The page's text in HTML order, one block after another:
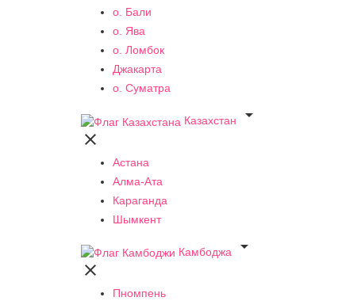
о. Бали
о. Ява
о. Ломбок
Джакарта
о. Суматра
Казахстан


Астана
Алма-Ата
Караганда
Шымкент
Камбоджа


Пномпень